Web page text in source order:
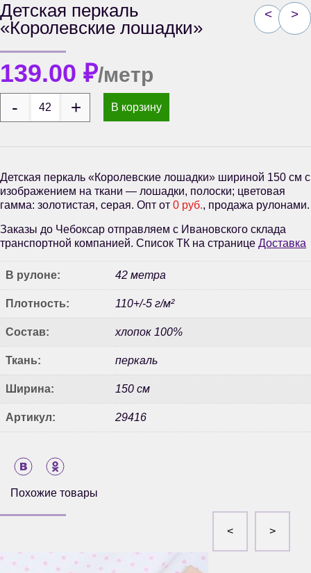
< >
Детская перкаль
«Королевские лошадки»
139.00 ₽/метр
В корзину
Детская перкаль «Королевские лошадки» шириной 150 см с
изображением на ткани — лошадки, полоски; цветовая
гамма: золотистая, серая. Опт от 0 руб., продажа рулонами.
Заказы до Чебоксар отправляем с Ивановского склада
транспортной компанией. Список ТК на странице Доставка
В рулоне: 42 метра
Плотность: 110+/-5 г/м²
Состав: хлопок 100%
Ткань: перкаль
Ширина: 150 см
Артикул: 29416
Похожие товары